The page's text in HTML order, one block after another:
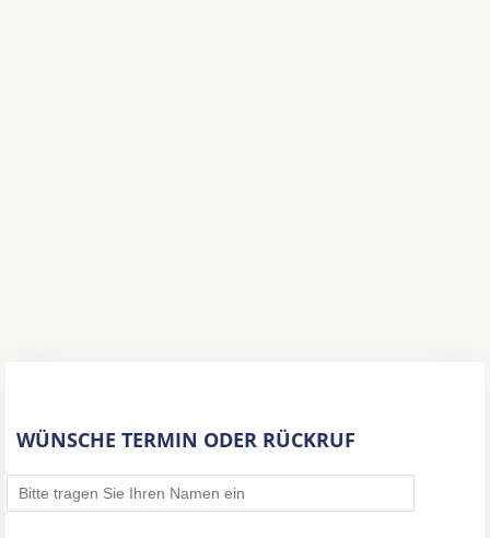
WÜNSCHE TERMIN ODER RÜCKRUF